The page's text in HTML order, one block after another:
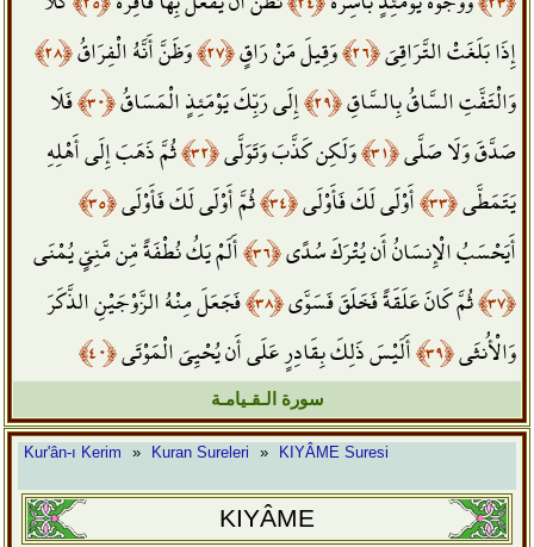
إِذَا بَلَغَتْ التَّرَاقِيَ﴿٢٦﴾ وَقِيلَ مَنْ رَاقٍ﴿٢٧﴾ وَظَنَّ أَنَّهُ الْفِرَاقُ﴿٢٨﴾
وَالْتَفَّتِ السَّاقُ بِالسَّاقِ﴿٢٩﴾ إِلَى رَبِّكَ يَوْمَئِذٍ الْمَسَاقُ﴿٣٠﴾
فَلَا
صَدَّقَ وَلَا صَلَّى﴿٣١﴾ وَلَكِن كَذَّبَ وَتَوَلَّى﴿٣٢﴾
ثُمَّ ذَهَبَ إِلَى أَهْلِهِ
يَتَمَطَّى﴿٣٣﴾ أَوْلَى لَكَ فَأَوْلَى﴿٣٤﴾ ثُمَّ أَوْلَى لَكَ فَأَوْلَى﴿٣٥﴾
أَيَحْسَبُ الْإِنسَانُ أَن يُتْرَكَ سُدًى﴿٣٦﴾
أَلَمْ يَكُ نُطْفَةً مِّن مَّنِيٍّ يُمْنَى
﴿٣٧﴾
ثُمَّ كَانَ عَلَقَةً فَخَلَقَ فَسَوَّى﴿٣٨﴾
فَجَعَلَ مِنْهُ الزَّوْجَيْنِ الذَّكَرَ
وَالْأُنثَى﴿٣٩﴾ أَلَيْسَ ذَلِكَ بِقَادِرٍ عَلَى أَن يُحْيِيَ الْمَوْتَى﴿٤٠﴾
سورة الـقـيامـة
Kur'ân-ı Kerim » Kuran Sureleri » KIYÂME Suresi
KIYÂME